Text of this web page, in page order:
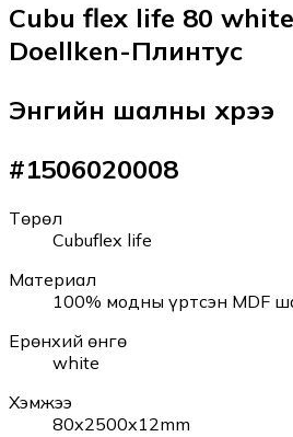
Cubu flex life 80
Doellken-Плинтус
Энгийн шалны хүрээ
#1506020008
Төрөл
Cubuflex life
Материал
100% модны үртсэн MDF
Ерөнхий өнгө
white
Хэмжээ
80x2500x12mm